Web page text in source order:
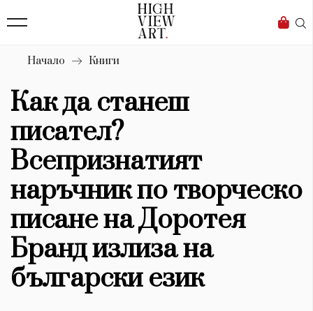
Бизнес
Мода
Dialogue
Изкуство
4340
Красота
777
Дизайн
1272
1188
Начало Книги
Как да станеш
писател?
Всепризнатият
наръчник по творческо
писане на Доротея
Бранд излиза на
български език